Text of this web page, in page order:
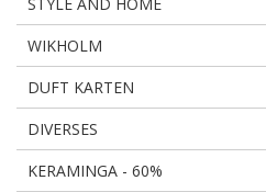
WIKHOLM
DUFT KARTEN
DIVERSES
KERAMINGA - 60%